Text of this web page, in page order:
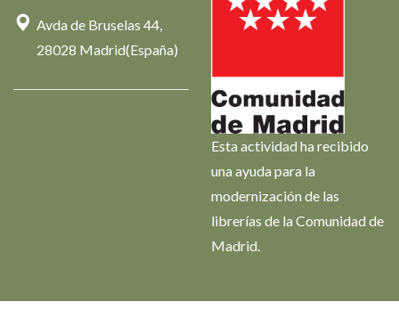
Avda de Bruselas 44,
28028 Madrid(España)
Esta actividad ha recibido
una ayuda para la
modernización de las
librerías de la Comunidad de
Madrid.